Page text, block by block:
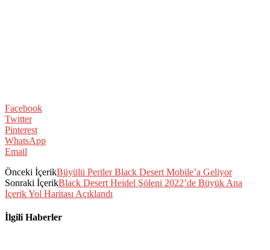
Facebook
Twitter
Pinterest
WhatsApp
Email
Önceki İçerikBüyülü Periler Black Desert Mobile’a Geliyor
Sonraki İçerikBlack Desert Heidel Şöleni 2022’de Büyük Ana
İçerik Yol Haritası Açıklandı
İlgili Haberler